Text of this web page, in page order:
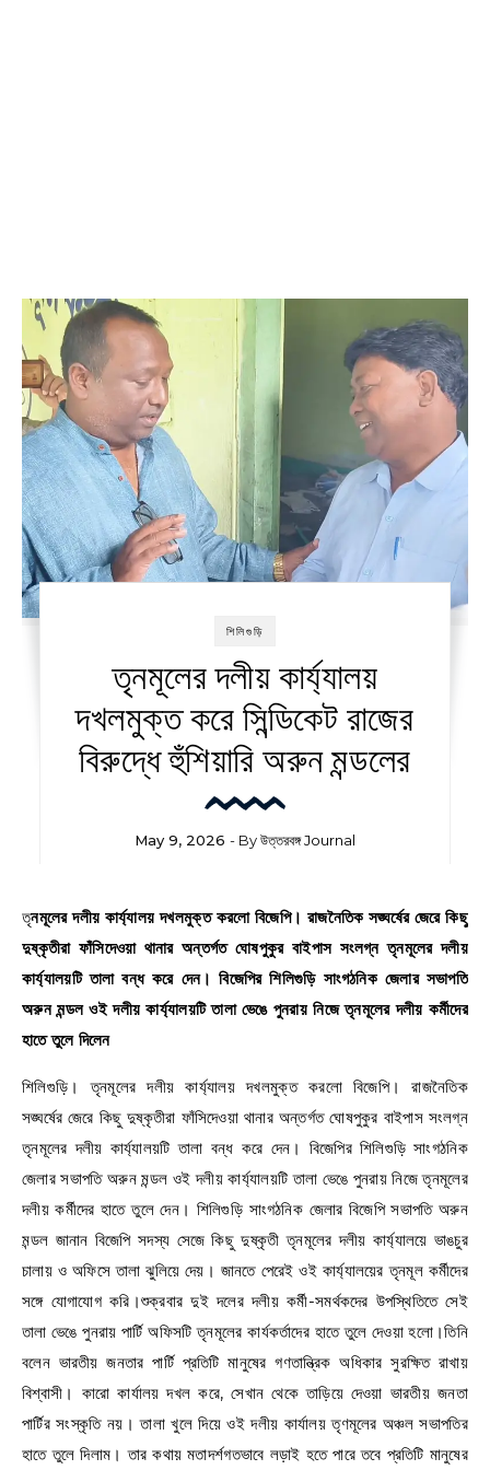
শিলিগুড়ি
তৃনমূলের দলীয় কার্য্যালয়
দখলমুক্ত করে সিন্ডিকেট রাজের
বিরুদ্ধে হুঁশিয়ারি অরুন মন্ডলের
May 9, 2026 - Byউত্তরবঙ্গ Journal
তৃনমূলের দলীয় কার্য্যালয় দখলমুক্ত করলো বিজেপি। রাজনৈতিক সঙ্ঘর্ষের জেরে কিছু
দুষ্কৃতীরা ফাঁসিদেওয়া থানার অন্তর্গত ঘোষপুকুর বাইপাস সংলগ্ন তৃনমূলের দলীয়
কার্য্যালয়টি তালা বন্ধ করে দেন। বিজেপির শিলিগুড়ি সাংগঠনিক জেলার সভাপতি
অরুন মন্ডল ওই দলীয় কার্য্যালয়টি তালা ভেঙে পুনরায় নিজে তৃনমূলের দলীয় কর্মীদের
হাতে তুলে দিলেন
শিলিগুড়ি। তৃনমূলের দলীয় কার্য্যালয় দখলমুক্ত করলো বিজেপি। রাজনৈতিক
সঙ্ঘর্ষের জেরে কিছু দুষ্কৃতীরা ফাঁসিদেওয়া থানার অন্তর্গত ঘোষপুকুর বাইপাস সংলগ্ন
তৃনমূলের দলীয় কার্য্যালয়টি তালা বন্ধ করে দেন। বিজেপির শিলিগুড়ি সাংগঠনিক
জেলার সভাপতি অরুন মন্ডল ওই দলীয় কার্য্যালয়টি তালা ভেঙে পুনরায় নিজে তৃনমূলের
দলীয় কর্মীদের হাতে তুলে দেন। শিলিগুড়ি সাংগঠনিক জেলার বিজেপি সভাপতি অরুন
মন্ডল জানান বিজেপি সদস্য সেজে কিছু দুষ্কৃতী তৃনমূলের দলীয় কার্য্যালয়ে ভাঙচুর
চালায় ও অফিসে তালা ঝুলিয়ে দেয়। জানতে পেরেই ওই কার্য্যালয়ের তৃনমূল কর্মীদের
সঙ্গে যোগাযোগ করি।শুক্রবার দুই দলের দলীয় কর্মী-সমর্থকদের উপস্থিতিতে সেই
তালা ভেঙে পুনরায় পার্টি অফিসটি তৃনমূলের কার্যকর্তাদের হাতে তুলে দেওয়া হলো।তিনি
বলেন ভারতীয় জনতার পার্টি প্রতিটি মানুষের গণতান্ত্রিক অধিকার সুরক্ষিত রাখায়
বিশ্বাসী। কারো কার্যালয় দখল করে, সেখান থেকে তাড়িয়ে দেওয়া ভারতীয় জনতা
পার্টির সংস্কৃতি নয়। তালা খুলে দিয়ে ওই দলীয় কার্যালয় তৃণমূলের অঞ্চল সভাপতির
হাতে তুলে দিলাম। তার কথায় মতাদর্শগতভাবে লড়াই হতে পারে তবে প্রতিটি মানুষের